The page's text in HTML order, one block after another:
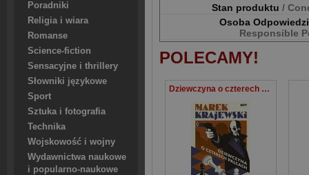
Poradniki
Religia i wiara
Romanse
Science-fiction
Sensacyjne i thrillery
Słowniki językowe
Sport
Sztuka i fotografia
Technika
Wojskowość i wojny
Wydawnictwa naukowe
i popularno-naukowe
Stan produktu /
Osoba
Responsible
POLECAMY!
Dziewczyna o czterech palcach